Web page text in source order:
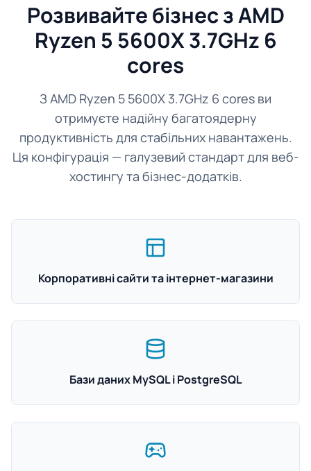
Розвивайте бізнес з AMD
Ryzen 5 5600X 3.7GHz 6
cores
З AMD Ryzen 5 5600X 3.7GHz 6 cores ви
отримуєте надійну багатоядерну
продуктивність для стабільних навантажень.
Ця конфігурація — галузевий стандарт для веб-
хостингу та бізнес-додатків.
Корпоративні сайти та інтернет-магазини
Бази даних MySQL і PostgreSQL